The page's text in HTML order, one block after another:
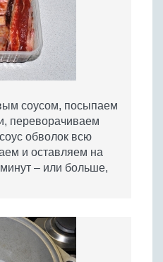
соусом, посыпаем
переворачиваем
обволок всю
и оставляем на
– или больше,